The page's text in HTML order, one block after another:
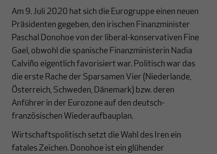
Am 9. Juli 2020 hat sich die Eurogruppe einen neuen
Präsidenten gegeben, den irischen Finanzminister
Paschal Donohoe von der liberal-konservativen Fine
Gael, obwohl die spanische Finanzministerin Nadia
Calviño eigentlich favorisiert war. Politisch war das
die erste Rache der Sparsamen Vier (Niederlande,
Österreich, Schweden, Dänemark) bzw. deren
Anführer in der Eurozone auf den deutsch-
französischen Wiederaufbauplan.
Wirtschaftspolitisch setzt die Wahl des Iren ein
fatales Zeichen. Donohoe ist ein glühender